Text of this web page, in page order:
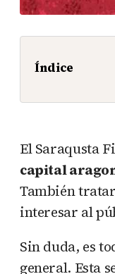
Índice
El Saraqusta
capital
También
interesar al
Sin duda, es
general. Esta